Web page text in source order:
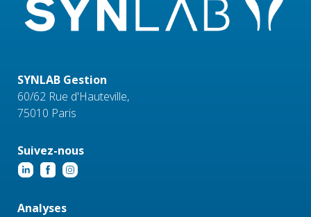
SYNLAB Gestion
60/62 Rue d'Hauteville,
75010 Paris
Suivez-nous
Analyses